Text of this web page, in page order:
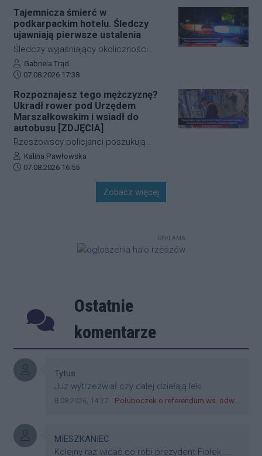
służby ratunkowe musiały
przeprowadzić dwie niezależne,
intensywne akcje poszukiwawcze. W
obu przypadkach chodziło o ludzkie
życie, a kluczową rolę odegrał czas.
Dzięki błyskawicznej mobilizacji policji,
nowoczesnej technologii, obie historie
zakończyły się szczęśliwie.
Tajemnicza śmierć w
podkarpackim hotelu. Śledczy
ujawniają pierwsze ustalenia
Śledczy wyjaśniający okoliczności
tragicznego zdarzenia na terenie
jednego z sanockich hoteli dysponują
sądowych. Z przeprowadzonej sekcji
zwłok 37-letniego mężczyzny wynika,
że na tym etapie postępowania nic nie
wskazuje na udział osób trzecich.
Autor artykułu:
Gabriela Trąd
Data dodania artykułu:
07.08.2026 17:38
Rozpoznajesz tego mężczyznę?
Ukradł rower pod Urzędem
Marszałkowskim i wsiadł do
autobusu [ZDJĘCIA]
Rzeszowscy policjanci poszukują
sprawcy kradzieży roweru marki Kross
o wartości około 1500 złotych. Do
zdarzenia doszło w ścisłym centrum
miasta – pod Urzędem
wizerunek zarejestrowały kamery
Autor artykułu:
Kalina Pawłowska
Data dodania artykułu:
07.08.2026 16:55
Zobacz więcej
REKLAMA
Ostatnie
komentarze
Autor komentarza:
Tytus
Treść komentarza:
Juz wytrzezwiał czy dalej działają leki
Data dodania komentarza:
8.08.2026, 14:27 Źródło komentarza:
Połuboczek o referendum ws. odwołania Fijołka: Jak nie będzie zgody Rady, to będzie trzeba zbierać podpisy
Autor komentarza:
MIESZKANIEC
Treść komentarza:
Kolejny raz widać co robi prezydent Fiołek .